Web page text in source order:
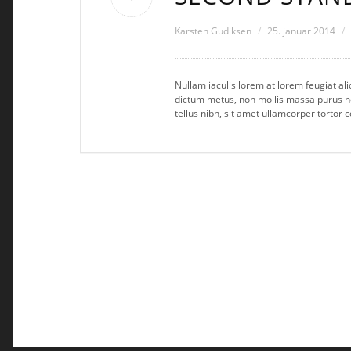
Karsten Gudiksen 25. januar 2014
Nullam iaculis lorem at lorem feugiat
dictum metus, non mollis massa purus
tellus nibh, sit amet ullamcorper tortor
NAVIGATION